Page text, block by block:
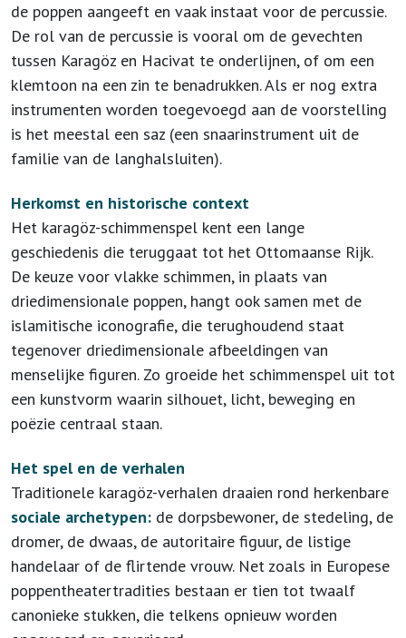
de poppen aangeeft en vaak instaat voor de percussie.
De rol van de percussie is vooral om de gevechten
tussen Karagöz en Hacivat te onderlijnen, of om een
klemtoon na een zin te benadrukken. Als er nog extra
instrumenten worden toegevoegd aan de voorstelling
is het meestal een saz (een snaarinstrument uit de
familie van de langhalsluiten).
Herkomst en historische context
Het karagöz-schimmenspel kent een lange
geschiedenis die teruggaat tot het Ottomaanse Rijk.
De keuze voor vlakke schimmen, in plaats van
driedimensionale poppen, hangt ook samen met de
islamitische iconografie, die terughoudend staat
tegenover driedimensionale afbeeldingen van
menselijke figuren. Zo groeide het schimmenspel uit tot
een kunstvorm waarin silhouet, licht, beweging en
poëzie centraal staan.
Het spel en de verhalen
Traditionele karagöz-verhalen draaien rond herkenbare
sociale archetypen: de dorpsbewoner, de stedeling, de
dromer, de dwaas, de autoritaire figuur, de listige
handelaar of de flirtende vrouw. Net zoals in Europese
poppentheatertradities bestaan er tien tot twaalf
canonieke stukken, die telkens opnieuw worden